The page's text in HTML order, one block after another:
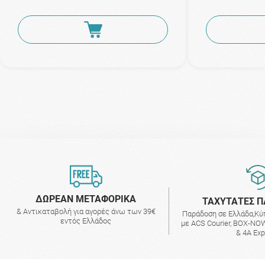
ΔΩΡΕΑΝ ΜΕΤΑΦΟΡΙΚΑ
& Αντικαταβολή για αγορές άνω των 39€
εντός Ελλάδος
ΤΑΧΥΤΑΤΕΣ
Παράδοση σε
με ACS Courier, BOX-
& 4A